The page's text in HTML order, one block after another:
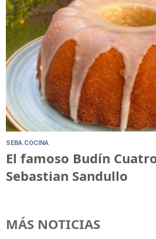
SEBA.COCINA
El famoso Budín
Sebastian Sandullo
MÁS NOTICIAS